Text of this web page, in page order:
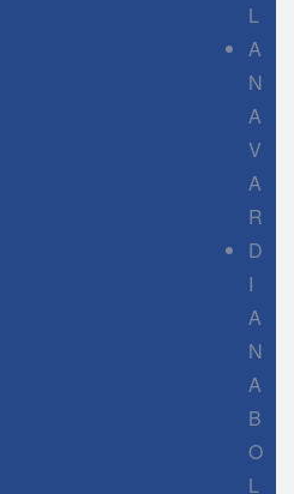
L
A
N
A
V
A
R
D
I
A
N
A
B
O
L